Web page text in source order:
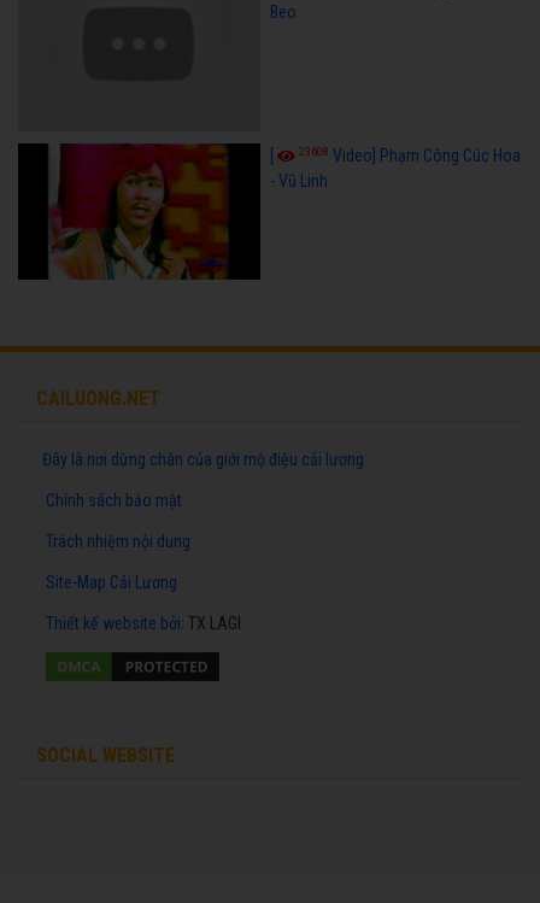
Beo
23608 Video] Phạm Công Cúc Hoa
- Vũ Linh
CAILUONG.NET
Đây là nơi dừng chân của giới mộ điệu cải lương
Chính sách bảo mật
Trách nhiệm nội dung
Site-Map Cải Lương
Thiết kế website bởi: TX LAGI
SOCIAL WEBSITE